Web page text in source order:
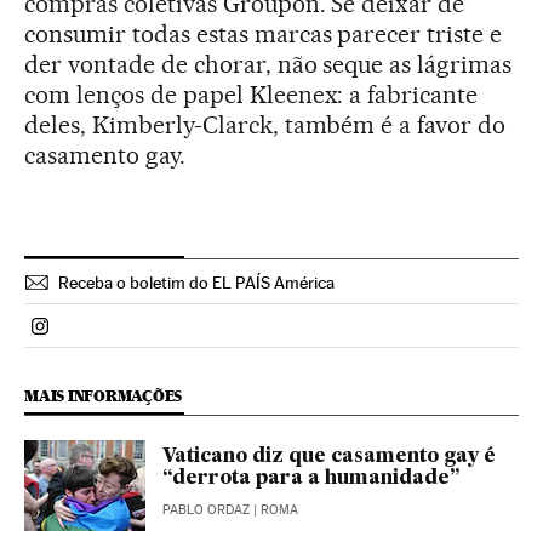
consumir todas estas marcas parecer triste e
der vontade de chorar, não seque as lágrimas
com lenços de papel Kleenex: a fabricante
deles, Kimberly-Clarck, também é a favor do
casamento gay.
Receba o boletim do EL PAÍS América
Politica El País Brasil en Instagram
MAIS INFORMAÇÕES
Vaticano diz que casamento gay é
“derrota para a humanidade”
PABLO ORDAZ | ROMA